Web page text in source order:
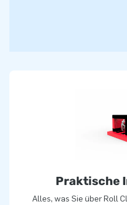
Praktische
Alles, was Sie über Roll